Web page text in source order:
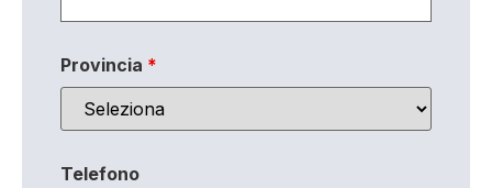
Provincia *
Telefono